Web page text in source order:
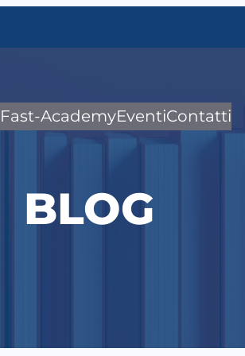
BLOG
Fast-AcademyEventiContatti